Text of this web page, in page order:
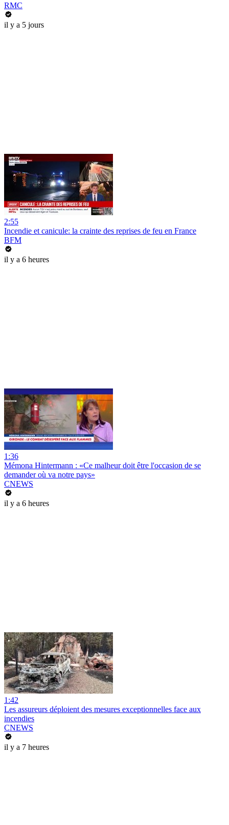
RMC
il y a 5 jours
2:55
Incendie et canicule: la crainte des reprises de feu en France
BFM
il y a 6 heures
1:36
Mémona Hintermann : «Ce malheur doit être l'occasion de se
demander où va notre pays»
CNEWS
il y a 6 heures
1:42
Les assureurs déploient des mesures exceptionnelles face aux
incendies
CNEWS
il y a 7 heures